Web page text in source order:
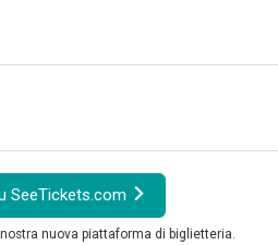
SeeTickets.com
nuova piattaforma di biglietteria.